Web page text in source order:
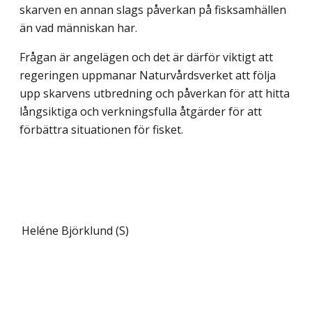
skarven en annan slags påverkan på fisksamhällen
än vad människan har.
Frågan är angelägen och det är därför viktigt att
regeringen uppmanar Naturvårds­verket att följa
upp skarvens utbredning och påverkan för att hitta
långsiktiga och verkningsfulla åtgärder för att
förbättra situationen för fisket.
Heléne Björklund (S)